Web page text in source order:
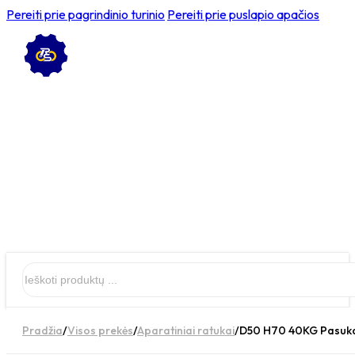
Pereiti prie pagrindinio turinio Pereiti prie puslapio apačios
Pradžia/Visos prekės/Aparatiniai ratukai/D50 H70 40KG